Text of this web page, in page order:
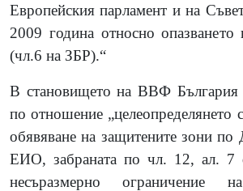
Европейския парламент и на
2009 година относно
(чл.6 на ЗБР).“
В становището на ВВФ България
по отношение „целеопределянето
обявяване на защитените зони по
ЕИО, забраната по чл. 12, ал. 7
несъразмерно ограничение